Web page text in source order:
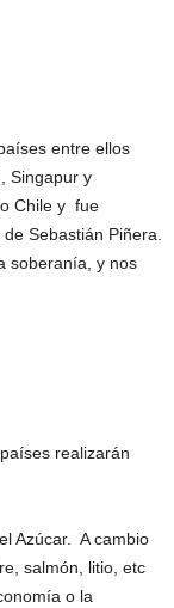
entre ellos
Singapur y
Chile y fue
Sebastián Piñera.
soberanía, y nos
realizarán
Azúcar. A cambio
salmón, litio, etc
o la